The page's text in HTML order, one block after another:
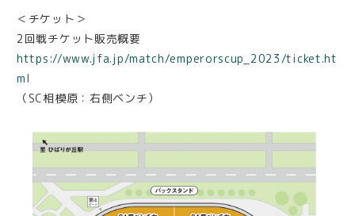
＜チケット＞
2回戦チケット販売概要
https://www.jfa.jp/match/emperorscup_2023/ticket.ht
ml
（SC相模原：右側ベンチ）